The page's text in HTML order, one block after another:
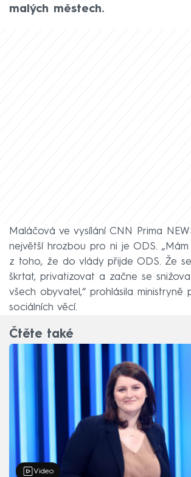
malých městech.
Maláčová ve vysílání CNN Prima
největší hrozbou pro ni je ODS.
z toho, že do vlády přijde ODS. Že
škrtat, privatizovat a začne se
všech obyvatel,“ prohlásila ministryně
sociálních věcí.
Čtěte také
Video